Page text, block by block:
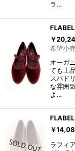
ラ…
￥
希望小
オーガ
ても上
スパド
な雰囲
よ…
￥
ラフィ